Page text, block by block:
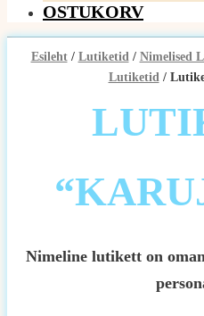
OSTUKORV
Esileht/ Lutiketid/ Nimelised
Lutiketid/
Nimeline lutikett on